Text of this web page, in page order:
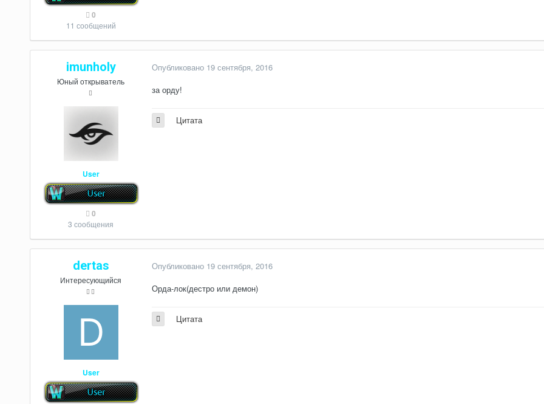
0
11 сообщений
imunholy
Юный открыватель
User
0
3 сообщения
Опубликовано 19 сентября, 2016
за орду!
Цитата
dertas
Интересующийся
User
Опубликовано 19 сентября, 2016
Орда-лок(дестро или демон)
Цитата